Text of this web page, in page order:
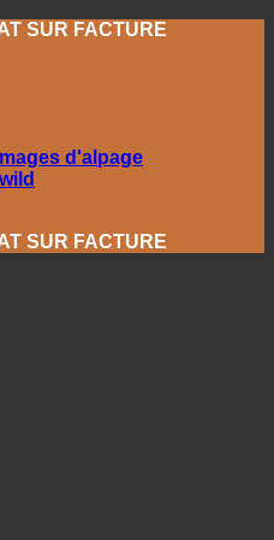
SUR FACTURE
d'alpage
SUR FACTURE